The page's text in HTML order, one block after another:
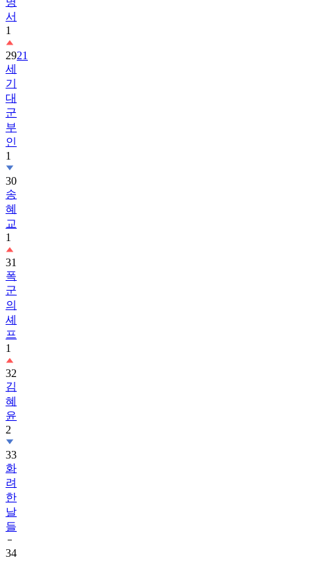
서
1
2921
세
기
대
군
부
인
1
30
송
혜
교
1
31
폭
군
의
셰
프
1
32
김
혜
윤
2
33
화
려
한
날
들
34